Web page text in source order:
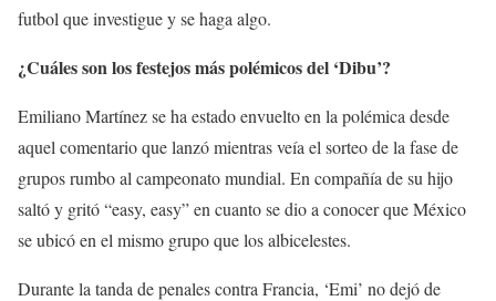
futbol que investigue y se haga algo.
¿Cuáles son los festejos más polémicos del ‘Dibu’?
Emiliano Martínez se ha estado envuelto en la polémica desde
aquel comentario que lanzó mientras veía el sorteo de la fase de
grupos rumbo al campeonato mundial. En compañía de su hijo
saltó y gritó “easy, easy” en cuanto se dio a conocer que México
se ubicó en el mismo grupo que los albicelestes.
Durante la tanda de penales contra Francia, ‘Emi’ no dejó de